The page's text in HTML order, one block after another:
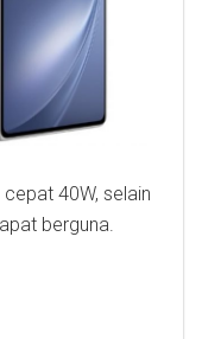
40W, selain
berguna.